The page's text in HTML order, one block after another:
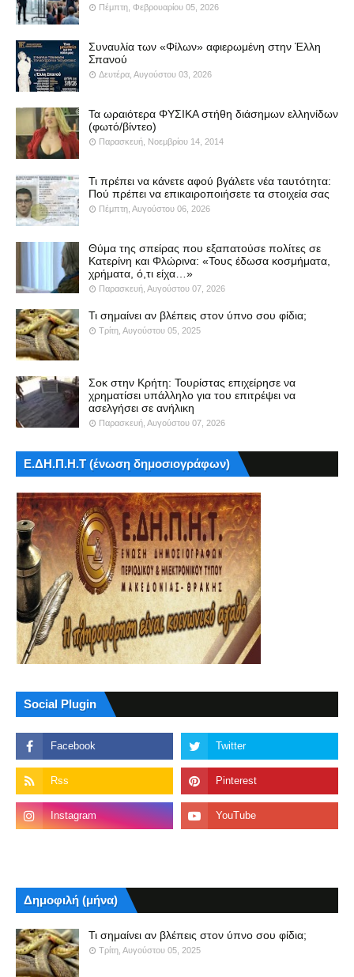
Πέμπτη, Φεβρουαρίου 05, 2026
Συναυλία των «Φίλων» αφιερωμένη στην Έλλη
Σπανού
Δευτέρα, Αυγούστου 03, 2026
Τα ωραιότερα ΦΥΣΙΚΑ στήθη διάσημων ελληνίδων
(φωτό/βίντεο)
Παρασκευή, Νοεμβρίου 14, 2014
Τι πρέπει να κάνετε αφού βγάλετε νέα ταυτότητα:
Πού πρέπει να επικαιροποιήσετε τα στοιχεία σας
Πέμπτη, Αυγούστου 06, 2026
Θύμα της σπείρας που εξαπατούσε πολίτες σε
Κατερίνη και Φλώρινα: «Τους έδωσα κοσμήματα,
χρήματα, ό,τι είχα…»
Παρασκευή, Αυγούστου 07, 2026
Τι σημαίνει αν βλέπεις στον ύπνο σου φίδια;
Τρίτη, Αυγούστου 05, 2025
Σοκ στην Κρήτη: Τουρίστας επιχείρησε να
χρηματίσει υπάλληλο για του επιτρέψει να
ασελγήσει σε ανήλικη
Παρασκευή, Αυγούστου 07, 2026
Ε.ΔΗ.Π.Η.Τ (ένωση δημοσιογράφων)
Social Plugin
Δημοφιλή (μήνα)
Τι σημαίνει αν βλέπεις στον ύπνο σου φίδια;
Τρίτη, Αυγούστου 05, 2025